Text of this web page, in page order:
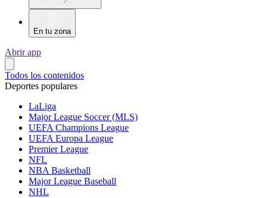
En tu zona
Abrir app
Todos los contenidos
Deportes populares
LaLiga
Major League Soccer (MLS)
UEFA Champions League
UEFA Europa League
Premier League
NFL
NBA Basketball
Major League Baseball
NHL